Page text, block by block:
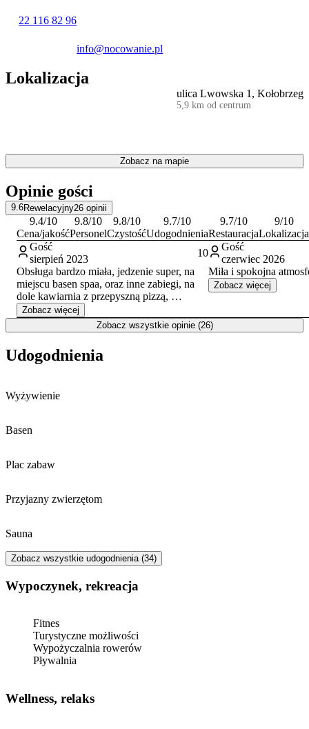
kuchni polskiej, a także kawiarnia. Do dyspozycji gości oddano
takie jak zabawki dla dzieci, a także posiada zaplecze biznesowe.
Na miejscu funkcjonuje
wypożyczalnia rowerów
zwiedzanie okolicy. Hotel akceptuje pobyt ze zwierzętami
domowymi.
Goście w swoich opiniach szczególnie wysoko oceniają czystość
Hotel położony jest w zacisznej części Kołobrzegu, co zapewnia
spokojny wypoczynek. Taka lokalizacja stanowi jednocześnie dobrą
obiektu znajdują się najważniejsze atrakcje miasta, takie jak
historyczna Latarnia Morska oraz Port. Warto również odwiedzić
Kołobrzeski Skansen Morski i przespacerować się nadmorską
promenadą.
22 116 82 96
info@nocowanie.pl
Lokalizacja
ulica Lwowska 1, Kołobrzeg
5,9 km od centrum
Zobacz na mapie
Opinie gości
9.6Rewelacyjny26 opinii
9.4/10
Cena/jakość
9.8/10
Personel
9.8/10
Czystość
9.7/10
Udogodnienia
9.7/10
Restauracja
9/10
Lokalizacja
Gość
sierpień 2023
10
Obsługa bardzo miała, jedzenie super, na
miejscu basen spaa, oraz inne zabiegi, na
dole kawiarnia z przepyszną pizzą,
Polecam
Zobacz więcej
Gość
czerwiec 2026
Miła i spokojna
Zobacz więcej
Zobacz wszystkie opinie (26)
Udogodnienia
Wyżywienie
Basen
Plac zabaw
Przyjazny zwierzętom
Sauna
Zobacz wszystkie udogodnienia (34)
Wypoczynek, rekreacja
Fitnes
Turystyczne możliwości
Wypożyczalnia rowerów
Pływalnia
Wellness, relaks